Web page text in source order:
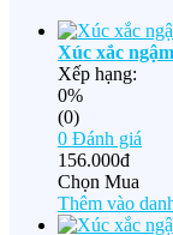
Xúc xắc
Xếp hạng:
0%
(0)
0 Đánh giá
156.000đ
Chọn Mua
Thêm vào